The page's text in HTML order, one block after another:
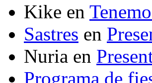
Kike en
Sastres en
Nuria en
Programa de